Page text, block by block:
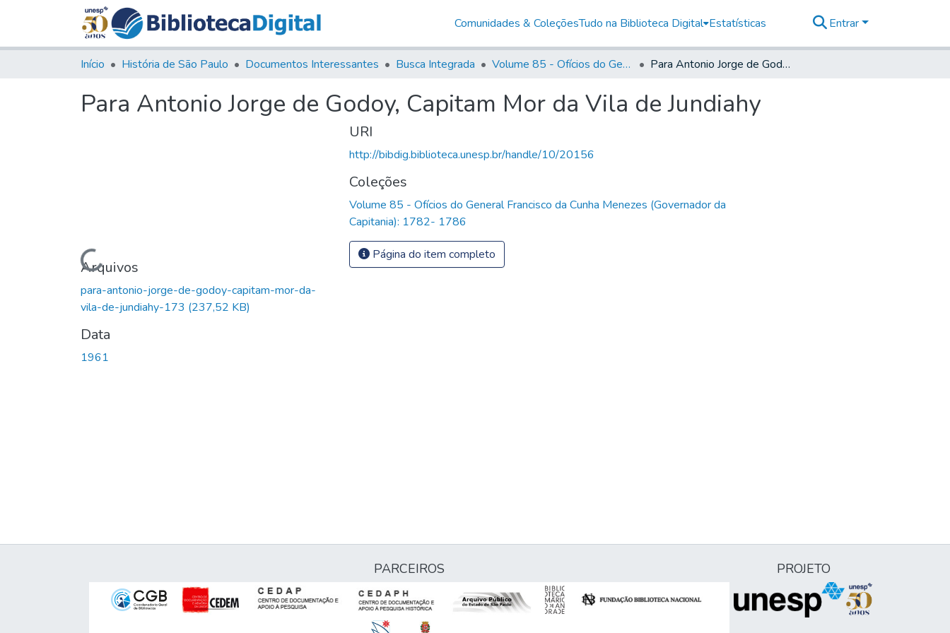
Comunidades & ColeçõesTudo na Biblioteca Digital Estatísticas Entrar
Início História de São Paulo Documentos Interessantes Busca Integrada Volume 85 - Ofícios do General Francisco da Cunha Menezes (Governador da Capitania): 1782- 1786 Para Antonio Jorge de Godoy, Capitam Mor da Vila de Jundiahy
Para Antonio Jorge de Godoy, Capitam Mor da Vila de Jundiahy
Carregando...
Arquivos
para-antonio-jorge-de-godoy-capitam-mor-da-
vila-de-jundiahy-173 (237,52 KB)
Data
1961
URI
http://bibdig.biblioteca.unesp.br/handle/10/20156
Coleções
Volume 85 - Ofícios do General Francisco da Cunha Menezes (Governador da
Capitania): 1782- 1786
Página do item completo
PARCEIROS PROJETO